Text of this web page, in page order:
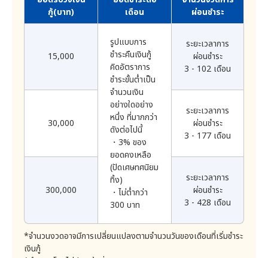
ให้ทรัพย์สินของลูกค้าอยู่ภายใต้การจัดการของศาล หรือศาล
มีคำสั่งให้ทรัพย์สินอยู่ภายใต้การดูแลควบคุมของเจ้า
พนักงานพิทักษ์ทรัพย์
(ข) เมื่อลูกค้าถึงแก่ความตาย
(ค) เมื่อลูกค้าถูกบังคับคดี ถูกยึดหรืออายัดทรัพย์ หรือยอม
ให้ถูกยึดหรืออายัดตามกฎหมายหรือคำพิพากษา
ถ้ามีเหตุการณ์ใดเหตุการณ์หนึ่งดังต่อไปนี้เกิดขึ้นแก่ลูกค้า
บริษัทจะถือว่าเป็นเหตุผิดสัญญา ซึ่งบริษัทจะบอกกล่าวลูกค้า
เป็นหนังสือ เพื่อแก้ไขเหตุผิดสัญญาดังกล่าวภายในระยะ
(ก) เมื่อลูกค้าไม่ปฏิบัติตามเงื่อนไขแห่งสัญญาฉบับนี้
(ข) เมื่อลูกค้าให้ข้อมูลอันเป็นเท็จ หรือมอบเอกสารหลักฐาน
ใดๆ ที่มีข้อความอันเป็นเท็จ หรือเป็นเอกสารปลอมแก่บริษัท
(ค) เมื่อลูกค้าไม่ชำระหนี้ทั้งหมดหรือบางส่วนของหนี้งวดใด
งวดหนึ่งให้ถูกต้องครบถ้วนตามเงื่อนไขของสัญญาฉบับนี้
แก้ไขเหตุแห่งการผิดสัญญาภายในเวลาที่กำหนดไว้ในคำ
บอกกล่าว บริษัทมีสิทธิที่จะเรียกให้ลูกค้าชำระหนี้ทั้งหมดที่ยัง
IP Address
6
เดือน
เดือน
เว้นแต่มีเหตุอื่นตามกฎหมายที่สามารถจัดเก็บไว้ได้นานกว่า
นั้น อาทิ เพื่อการปฏิบัติตามกฎหมาย หรือเพื่อการใช้สิทธิ
เรียกร้องตามกฎหมาย
4) การดำเนินการเมื่อพ้นระยะเวลาจัดเก็บ
. ข้อมูลส่วนบุคคลที่จัดเก็บเป็นเอกสารที่เป็นลายลักษณ์
อักษร จะทำลายภายใน 3 เดือนนับแต่สิ้นสุดระยะเวลาจัด
. ข้อมูลส่วนบุคคลที่จัดเก็บด้วยวิธีทางอิเล็กทรอนิกส์ จะ
ลบภายใน 1 เดือนนับแต่สิ้นสุดระยะเวลาจัดเก็บ
ลูกค้ามีสิทธิดังต่อไปนี้
1) สิทธิในการเพิกถอนความยินยอม : ลูกค้ามีสิทธิในการ
ของลูกค้าจัดเก็บอยู่กับบริษัท
2) สิทธิในการเข้าถึงข้อมูลส่วนบุคคล : ลูกค้ามีสิทธิในการ
กู้(บาท)
เดือน
ผ่อนชำระ
15,000
รูปแบบการ
ชำระคืนเงินกู้
คิดอัตราการ
ชำระขั้นต่ำเป็น
จำนวนเงิน
อย่างใดอย่าง
หนึ่ง ที่มากกว่า
ดังต่อไปนี้
・3% ของ
ยอดคงเหลือ
(ปัดเศษทศนิยม
ทิ้ง)
・ไม่ต่ำกว่า
300 บาท
ระยะเวลาการ
ผ่อนชำระ
3 - 102 เดือน
30,000
ระยะเวลาการ
ผ่อนชำระ
3 - 177 เดือน
300,000
ระยะเวลาการ
ผ่อนชำระ
3 - 428 เดือน
*จำนวนงวดอาจมีการเปลี่ยนแปลงตามจำนวนวันของเดือนที่เริ่มชำระ
เงินกู้